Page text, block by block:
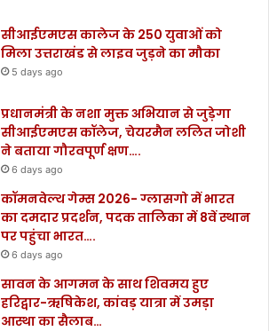
सीआईएमएस कालेज के 250 युवाओं को
मिला उत्तराखंड से लाइव जुड़ने का मौका
5 days ago
प्रधानमंत्री के नशा मुक्त अभियान से जुड़ेगा
सीआईएमएस कॉलेज, चेयरमैन ललित जोशी
ने बताया गौरवपूर्ण क्षण….
6 days ago
कॉमनवेल्थ गेम्स 2026- ग्लासगो में भारत
का दमदार प्रदर्शन, पदक तालिका में 8वें स्थान
पर पहुंचा भारत….
6 days ago
सावन के आगमन के साथ शिवमय हुए
हरिद्वार-ऋषिकेश, कांवड़ यात्रा में उमड़ा
आस्था का सैलाब…